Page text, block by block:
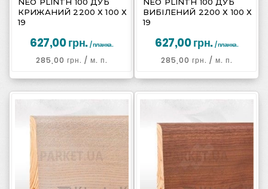
NEO PLINTH 100 ДУБ
КРИЖАНИЙ 2200 Х 100 Х
19
627,00 грн. / планка.
285,00 грн. / м. п.
NEO PLINTH 100 ДУБ
ВИБІЛЕНИЙ 2200 Х 100 Х
19
627,00 грн. / планка.
285,00 грн. / м. п.